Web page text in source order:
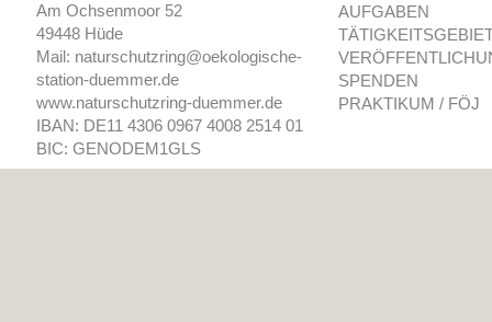
AUFGABEN
SPENDEN
PRAKTIKUM / FÖJ
Am Ochsenmoor 52
49448 Hüde
Mail: naturschutzring@oekologische-
station-duemmer.de
www.naturschutzring-duemmer.de
IBAN: DE11 4306 0967 4008 2514 01
BIC: GENODEM1GLS